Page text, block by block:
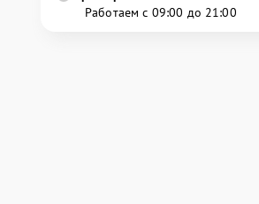
Работаем с 09:00 до 21:00